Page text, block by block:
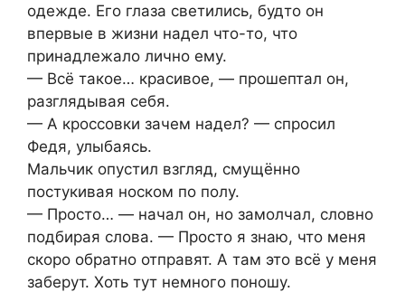
одежде. Его глаза светились, будто он
впервые в жизни надел что-то, что
принадлежало лично ему.
— Всё такое… красивое, — прошептал он,
разглядывая себя.
— А кроссовки зачем надел? — спросил
Федя, улыбаясь.
Мальчик опустил взгляд, смущённо
постукивая носком по полу.
— Просто… — начал он, но замолчал, словно
подбирая слова. — Просто я знаю, что меня
скоро обратно отправят. А там это всё у меня
заберут. Хоть тут немного поношу.